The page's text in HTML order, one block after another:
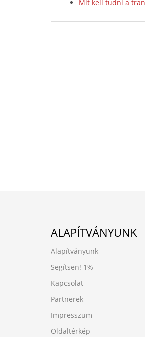
Mit kell tudni a
ALAPÍTVÁNYUNK
Alapítványunk
Segítsen! 1%
Kapcsolat
Partnerek
Impresszum
Oldaltérkép